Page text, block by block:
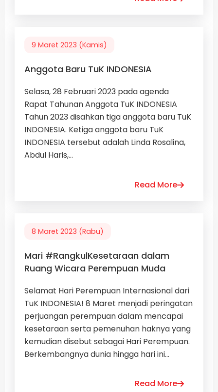
9 Maret 2023 (Kamis)
Anggota Baru TuK INDONESIA
Selasa, 28 Februari 2023 pada agenda
Rapat Tahunan Anggota TuK INDONESIA
Tahun 2023 disahkan tiga anggota baru TuK
INDONESIA. Ketiga anggota baru TuK
INDONESIA tersebut adalah Linda Rosalina,
Abdul Haris,...
Read More
8 Maret 2023 (Rabu)
Mari #RangkulKesetaraan dalam
Ruang Wicara Perempuan Muda
Selamat Hari Perempuan Internasional dari
TuK INDONESIA! 8 Maret menjadi peringatan
perjuangan perempuan dalam mencapai
kesetaraan serta pemenuhan haknya yang
kemudian disebut sebagai Hari Perempuan.
Berkembangnya dunia hingga hari ini...
Read More